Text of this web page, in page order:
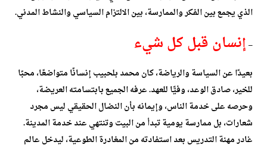
الذي يجمع بين الفكر والممارسة، بين الالتزام السياسي والنشاط المدني.
–إنسان قبل كل شيء
بعيدًا عن السياسة والرياضة، كان محمد بلحبيب إنسانًا متواضعًا، محبًا
للخير، صادق الوعد، وفيًّا للعهد. عرفه الجميع بابتسامته العريضة،
وحرصه على خدمة الناس، وإيمانه بأن النضال الحقيقي ليس مجرد
شعارات، بل ممارسة يومية تبدأ من البيت وتنتهي عند خدمة المدينة.
غادر مهنة التدريس بعد استفادته من المغادرة الطوعية، ليدخل عالم